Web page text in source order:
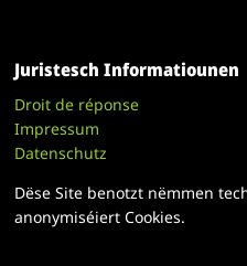
Juristesch Informatiounen
Droit de réponse
Impressum
Datenschutz
Dëse Site benotzt nëmmen
anonymiséiert Cookies.